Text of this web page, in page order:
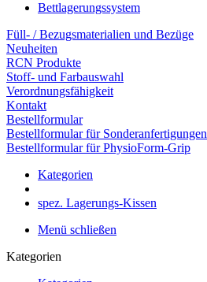
Bettlagerungssystem
Füll- / Bezugsmaterialien und Bezüge
Neuheiten
RCN Produkte
Stoff- und Farbauswahl
Verordnungsfähigkeit
Kontakt
Bestellformular
Bestellformular für Sonderanfertigungen
Bestellformular für PhysioForm-Grip
Kategorien
spez. Lagerungs-Kissen
Menü schließen
Kategorien